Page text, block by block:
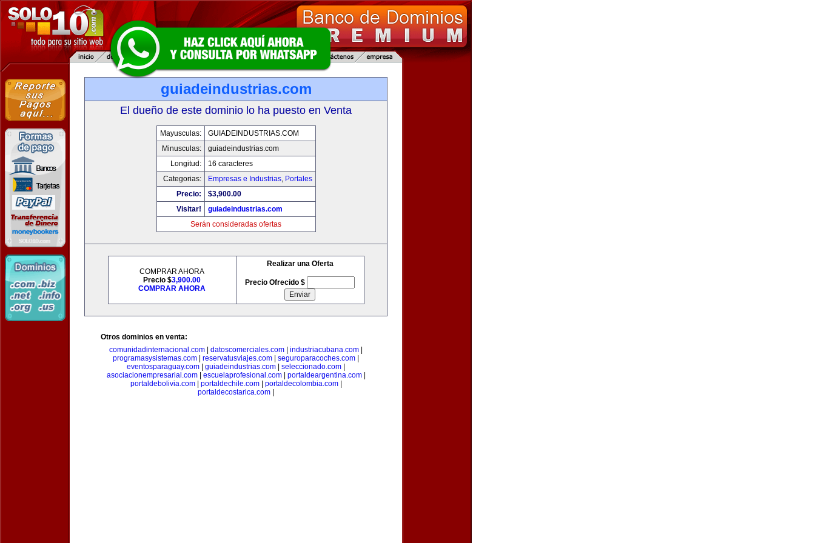
guiadeindustrias.com
El dueño de este dominio lo ha puesto en Venta
Mayusculas:
GUIADEINDUSTRIAS.COM
Minusculas:
guiadeindustrias.com
Longitud:
16 caracteres
Categorias:
Empresas e Industrias, Portales
Precio:
$3,900.00
Visitar!
guiadeindustrias.com
Serán consideradas ofertas
COMPRAR AHORA
Precio $3,900.00
COMPRAR AHORA
Realizar una Oferta
Precio Ofrecido $
Otros dominios en venta:
comunidadinternacional.com
datoscomerciales.com industriacubana.com
programasysistemas.com
reservatusviajes.com seguroparacoches.com
eventosparaguay.com
guiadeindustrias.com seleccionado.com
asociacionempresarial.com| escuelaprofesional.com| portaldeargentina.com|
portaldebolivia.com| portaldechile.com| portaldecolombia.com|
portaldecostarica.com